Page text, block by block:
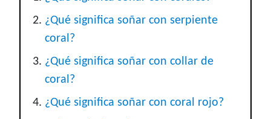
¿Qué significa soñar con serpiente
coral?
¿Qué significa soñar con collar de
coral?
¿Qué significa soñar con coral rojo?